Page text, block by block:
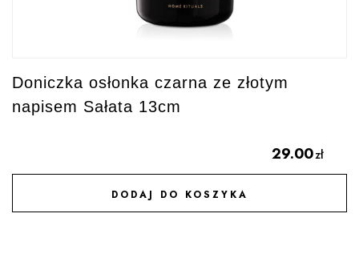
Doniczka osłonka czarna ze złotym
napisem Sałata 13cm
29.00zł
DODAJ DO KOSZYKA
DODAJ DO ULUBIONYCH